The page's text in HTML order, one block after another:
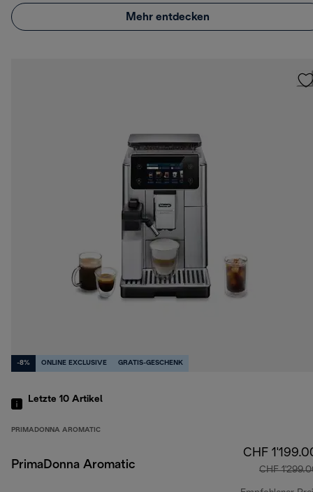
Mehr entdecken
-8% ONLINE EXCLUSIVE GRATIS-GESCHENK
Letzte 10 Artikel
PRIMADONNA AROMATIC
PrimaDonna Aromatic
CHF
CHF